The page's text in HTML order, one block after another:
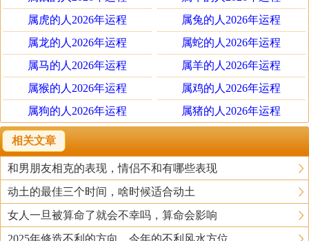
属虎的人2026年运程
属兔的人2026年运程
属龙的人2026年运程
属蛇的人2026年运程
属马的人2026年运程
属羊的人2026年运程
属猴的人2026年运程
属鸡的人2026年运程
属狗的人2026年运程
属猪的人2026年运程
相关文章
和男朋友相克的表现，情侣不和有哪些表现
动土的最佳三个时间，啥时候适合动土
女人一旦被算命了就会不幸吗，算命会影响
2025年修造不利的方向，今年的不利风水方位